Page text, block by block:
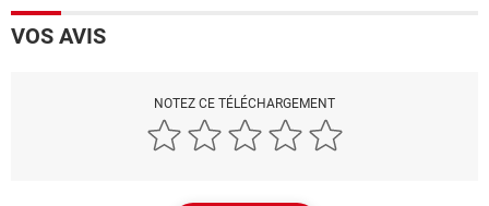
VOS AVIS
NOTEZ CE TÉLÉCHARGEMENT